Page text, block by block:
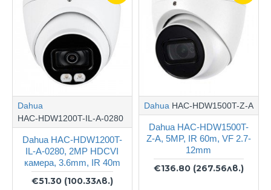
Dahua
HAC-HDW1200T-IL-A-0280
Dahua HAC-HDW1200T-
IL-A-0280, 2MP HDCVI
камера, 3.6mm, IR 40m
€51.30 (100.33лв.)
Dahua HAC-HDW1500T-Z-A
Dahua HAC-HDW1500T-
Z-A, 5MP, IR 60m, VF 2.7-
12mm
€136.80 (267.56лв.)